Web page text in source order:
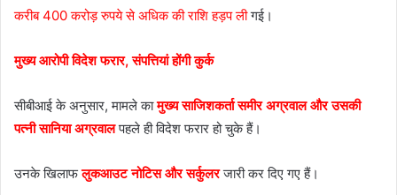
करीब 400 करोड़ रुपये से अधिक की राशि हड़प लीगई।
मुख्य आरोपी विदेश फरार, संपत्तियां होंगी कुर्क
सीबीआई के अनुसार, मामले कामुख्य साजिशकर्ता समीर अग्रवाल और उसकी
पत्नी सानिया अग्रवालपहले ही विदेश फरार हो चुके हैं।
उनके खिलाफलुकआउट नोटिस और सर्कुलर जारी कर दिए गए हैं।